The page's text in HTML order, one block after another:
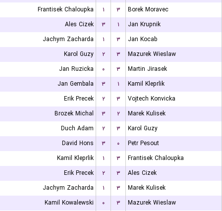
Frantisek Chaloupka
۱ ۳
Borek Moravec
Ales Cizek
۳ ۱
Jan Krupnik
Jachym Zacharda
۱ ۳
Jan Kocab
Karol Guzy
۲ ۳
Mazurek Wieslaw
Jan Ruzicka
۰ ۳
Martin Jirasek
Jan Gembala
۳ ۱
Kamil Kleprlik
Erik Precek
۲ ۳
Vojtech Konvicka
Brozek Michal
۳ ۲
Marek Kulisek
Duch Adam
۲ ۳
Karol Guzy
David Hons
۳ ۰
Petr Pesout
Kamil Kleprlik
۱ ۳
Frantisek Chaloupka
Erik Precek
۲ ۳
Ales Cizek
Jachym Zacharda
۱ ۳
Marek Kulisek
Kamil Kowalewski
۰ ۳
Mazurek Wieslaw